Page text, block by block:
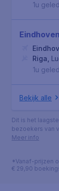
1u
Eindhoven
Riga
1u
Bekijk alle
Dit is het
bezoekers van
Meer info
*Vanaf-prijzen
€ 29,90